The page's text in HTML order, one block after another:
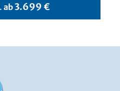
ab 3.699 €